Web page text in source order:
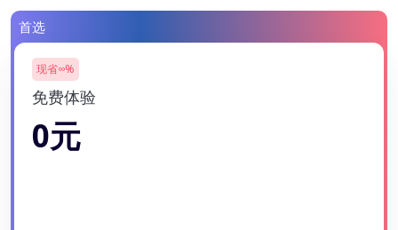
首选
现省∞%
免费体验
0元